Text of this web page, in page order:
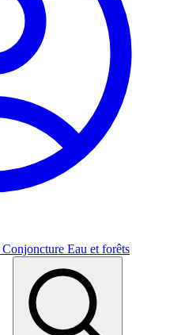
Conjoncture Eau et forêts